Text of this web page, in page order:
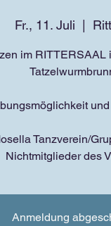
Fr., 11. Juli
im RITTERSAAL
Tanzverein/
Nichtmitglieder des
Anmeldung